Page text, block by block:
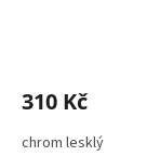
310 Kč
chrom lesklý